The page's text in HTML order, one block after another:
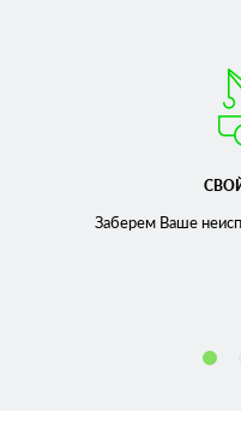
Заберем Ваше